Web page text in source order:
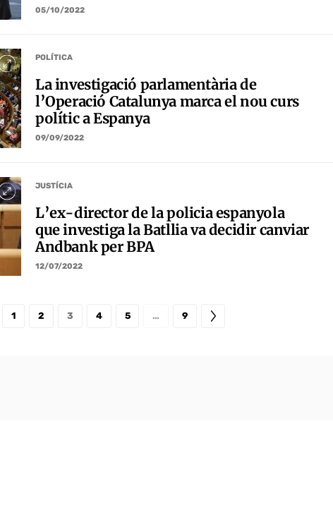
05/10/2022
POLÍTICA
La investigació parlamentària de
l’Operació Catalunya marca el nou curs
polític a Espanya
09/09/2022
JUSTÍCIA
L’ex-director de la policia espanyola
que investiga la Batllia va decidir canviar
Andbank per BPA
12/07/2022
1 2 3 4 5 … 9